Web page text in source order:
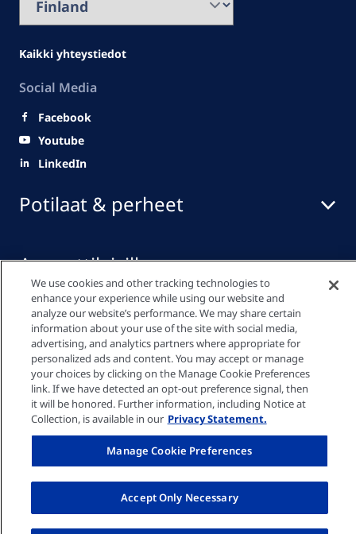
Potilaat & perheet
Ammattilaisille
Pikalinkit
Kaikki yhteystiedot
Social Media
Facebook
Youtube
LinkedIn
Tietosuojakäytäntö
Evästeasetukset
Käyttöehdot
We use cookies and other tracking technologies to
enhance your experience while using our website and
analyze our website’s performance. We may share certain
information about your use of the site with social media,
advertising, and analytics partners where appropriate for
personalized ads and content. You may accept or manage
your choices by clicking on the Manage Cookie Preferences
link. If we have detected an opt-out preference signal, then
it will be honored. Further information, including Notice at
Collection, is available in our Privacy Statement.
Manage Cookie Preferences
Accept Only Necessary